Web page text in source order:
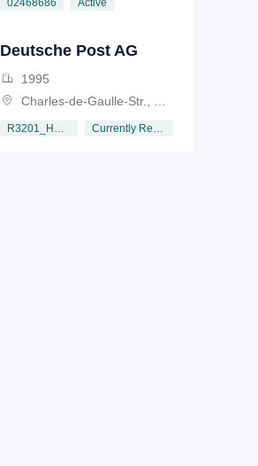
02468686
Deutsche Post AG
1995
Charles-de-Gaulle-Str., Germany
R3201_HRB6792